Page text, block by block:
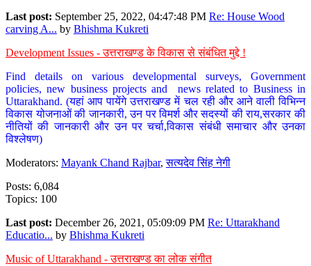
Last post: September 25, 2022, 04:47:48 PM Re: House Wood
carving A... by Bhishma Kukreti
Development Issues - उत्तराखण्ड के विकास से संबंधित मुद्दे !
Find details on various developmental surveys, Government
policies, new business projects and news related to Business in
Uttarakhand. (यहां आप पायेंगे उत्तराखण्ड में चल रही और आने वाली विभिन्न
विकास योजनाओं की जानकारी, उन पर विमर्श और सदस्यों की राय,सरकार की
नीतियों की जानकारी और उन पर चर्चा,विकास संबंधी समाचार और उनका
विश्लेषण)
Moderators: Mayank Chand Rajbar,सत्यदेव सिंह नेगी
Posts: 6,084
Topics: 100
Last post: December 26, 2021, 05:09:09 PM Re: Uttarakhand
Educatio... by Bhishma Kukreti
Music of Uttarakhand - उत्तराखण्ड का लोक संगीत